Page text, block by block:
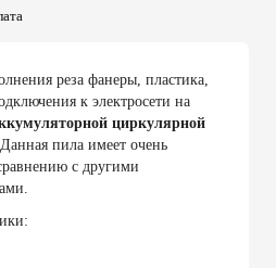
реза фанеры, пластика,
к электросети на
циркулярной
Данная пила имеет очень
с другими